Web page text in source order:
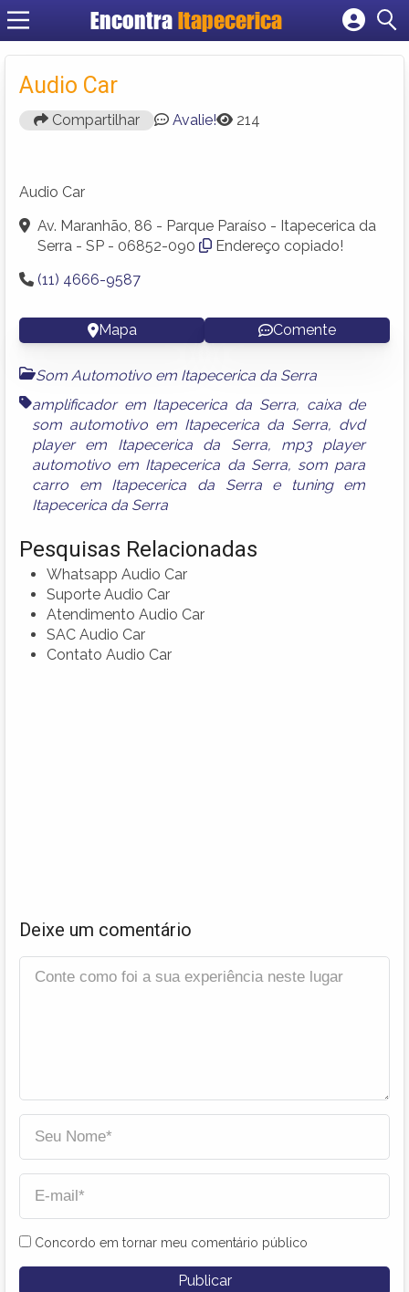
Encontra Itapecerica
Cadastrar empresa
Audio Car
Compartilhar Avalie! 214
Audio Car
Av. Maranhão, 86 - Parque Paraíso - Itapecerica da
Serra - SP - 06852-090
Endereço copiado!
(11) 4666-9587
Mapa Comente
Som Automotivo em Itapecerica da Serra
amplificador em Itapecerica da Serra, caixa de
som automotivo em Itapecerica da Serra, dvd
player em Itapecerica da Serra, mp3 player
automotivo em Itapecerica da Serra, som para
carro em Itapecerica da Serrae
tuning em
Itapecerica da Serra
Pesquisas Relacionadas
Whatsapp Audio Car
Suporte Audio Car
Atendimento Audio Car
SAC Audio Car
Contato Audio Car
Deixe um comentário
Concordo em tornar meu comentário público